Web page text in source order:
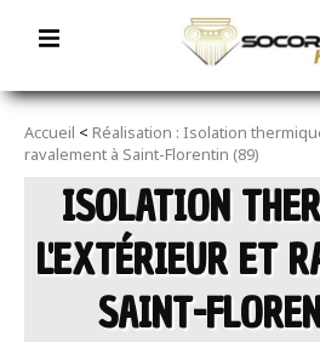
Accueil < Réalisation : Isolation
ravalement à Saint-Florentin (89)
ISOLATION
L'EXTÉRIEUR ET
SAINT-